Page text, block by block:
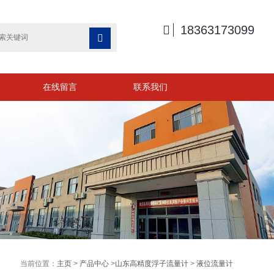

 18363173099
在线留言 联系我们
当前位置： 主页> 产品中心>山东高精度浮子流量计> 液位流量计